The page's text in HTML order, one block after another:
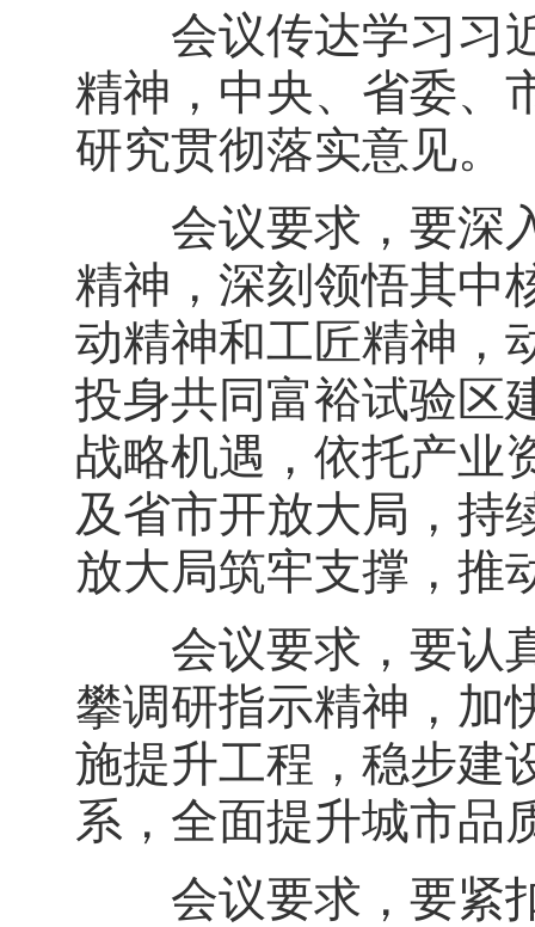
会议传达学习习近
精神，中央、省委、
研究贯彻落实意见。
会议要求，要深入
精神，深刻领悟其中
动精神和工匠精神，
投身共同富裕试验区
战略机遇，依托产业
及省市开放大局，持
放大局筑牢支撑，推
会议要求，要认真
攀调研指示精神，加
施提升工程，稳步建
系，全面提升城市品
会议要求，要紧扣